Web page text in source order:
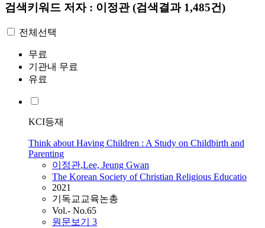
검색키워드 저자 : 이정관(검색결과 1,485건)
전체선택
무료
기관내 무료
유료
KCI등재
Think about Having Children : A Study on Childbirth and
Parenting
이정관,Lee, Jeung Gwan
The Korean Society of Christian Religious Educatio
2021
기독교교육논총
Vol.- No.65
원문보기 3